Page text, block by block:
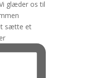
sætte et